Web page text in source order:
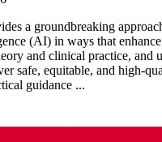
a groundbreaking
(AI) in ways that
and clinical practice, and
safe, equitable, and high-
guidance ...